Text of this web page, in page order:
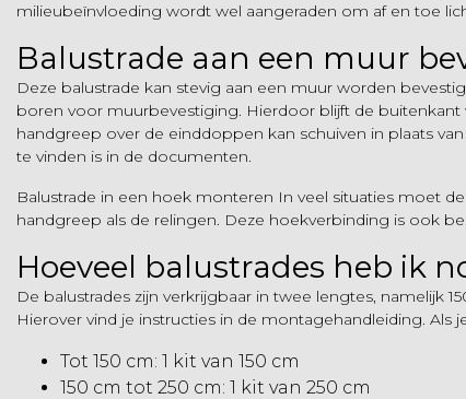
milieubeïnvloeding wordt wel aangeraden om af en toe
Balustrade aan een muur
Deze balustrade kan stevig aan een muur worden
boren voor muurbevestiging. Hierdoor blijft de
handgreep over de einddoppen kan schuiven in plaats
te vinden is in de documenten.
Balustrade in een hoek monteren In veel situaties moet
handgreep als de relingen. Deze hoekverbinding is ook
Hoeveel balustrades heb ik
De balustrades zijn verkrijgbaar in twee lengtes, namelijk
Hierover vind je instructies in de montagehandleiding.
Tot 150 cm: 1 kit van 150 cm
150 cm tot 250 cm: 1 kit van 250 cm